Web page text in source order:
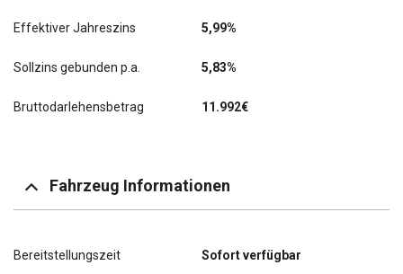
Effektiver Jahreszins 5,99%
Sollzins gebunden p.a. 5,83%
Bruttodarlehensbetrag 11.992€
Fahrzeug Informationen
Bereitstellungszeit Sofort verfügbar